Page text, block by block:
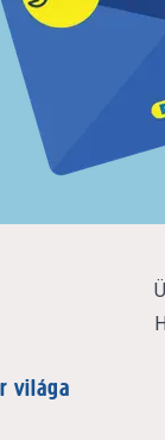
világa